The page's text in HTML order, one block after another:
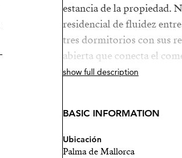
estancia de la propiedad.
residencial de fluidez
tres dormitorios con sus
abierta que conecta el
encuentra el dormitorio
disfrutar de un momento
puesta de sol o tomando
jornada.
show full description
BASIC INFORMATION
Ubicación
Palma de Mallorca